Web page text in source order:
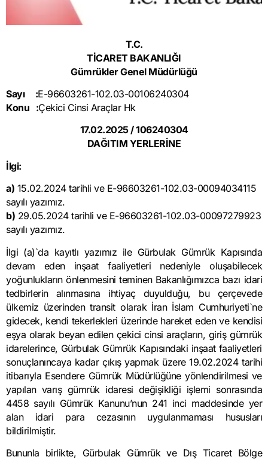
T.C.
TİCARET BAKANLIĞI
Gümrükler Genel Müdürlüğü
Sayı :E-96603261-102.03-00106240304
Konu :Çekici Cinsi Araçlar Hk
17.02.2025 / 106240304
DAĞITIM YERLERİNE
İlgi:
a) 15.02.2024 tarihli ve E-96603261-102.03-00094034115
sayılı yazımız.
b) 29.05.2024 tarihli ve E-96603261-102.03-00097279923
sayılı yazımız.
İlgi (a)`da kayıtlı yazımız ile Gürbulak Gümrük Kapısında
devam eden inşaat faaliyetleri nedeniyle oluşabilecek
yoğunlukların önlenmesini teminen Bakanlığımızca bazı idari
tedbirlerin alınmasına ihtiyaç duyulduğu, bu çerçevede
ülkemiz üzerinden transit olarak İran İslam Cumhuriyeti`ne
gidecek, kendi tekerlekleri üzerinde hareket eden ve kendisi
eşya olarak beyan edilen çekici cinsi araçların, giriş gümrük
idarelerince, Gürbulak Gümrük Kapısındaki inşaat faaliyetleri
sonuçlanıncaya kadar çıkış yapmak üzere 19.02.2024 tarihi
itibarıyla Esendere Gümrük Müdürlüğüne yönlendirilmesi ve
yapılan varış gümrük idaresi değişikliği işlemi sonrasında
4458 sayılı Gümrük Kanunu’nun 241 inci maddesinde yer
alan idari para cezasının uygulanmaması hususları
bildirilmiştir.
Bununla birlikte, Gürbulak Gümrük ve Dış Ticaret Bölge